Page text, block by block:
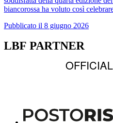
biancorossa ha voluto così
Pubblicato il 8 giugno 2026
LBF PARTNER